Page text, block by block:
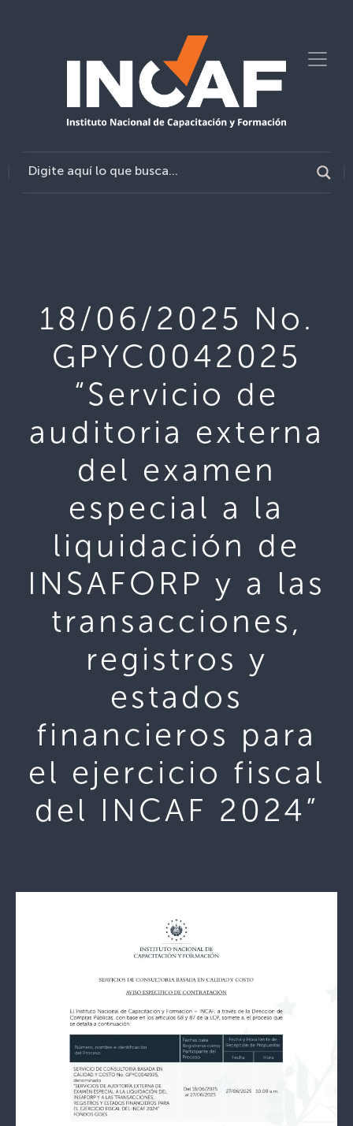
18/06/2025 No.
GPYC0042025
“Servicio de
auditoria externa
del examen
especial a la
liquidación de
INSAFORP y a las
transacciones,
registros y
estados
financieros para
el ejercicio fiscal
del INCAF 2024”